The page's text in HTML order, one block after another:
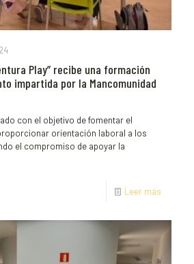
Play” recibe una formación
impartida por la Mancomunidad
con el objetivo de fomentar el
orientación laboral a los
el compromiso de apoyar la
Leer más